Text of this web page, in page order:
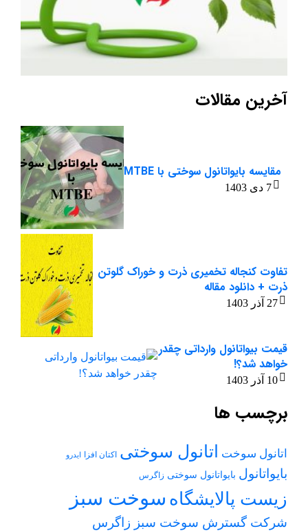
آخرین مقالات
مقایسه بایواتانول سوختی با MTBE
7 دی 1403
تفاوت کنجاله تخمیری ذرت و خوراک گلوتن
ذرت + دانلود مقاله
27 آذر 1403
قیمت بیواتانول وارداتی چقدر
خواهد شد؟!
10 آذر 1403
برچسب ها
اتانول سوخت اتانول سوختی اکتان افزا ایدرو
بایواتانول بایواتانول سوختی زاگرس
زیست پالایشگاه سوخت سبز
شرکت گسترش سوخت سبز زاگرس